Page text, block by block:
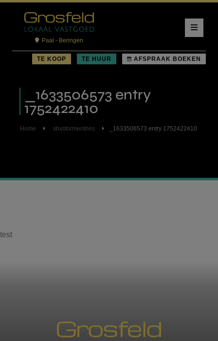
Contacteer ons
Paal - Beringen
TE KOOP TE HUUR AFSPRAAK BOEKEN
_1633506573 entry
1752422410
Home sbxsformentries _1633506573 entry 1752422410
test